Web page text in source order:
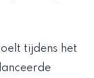
tijdens het